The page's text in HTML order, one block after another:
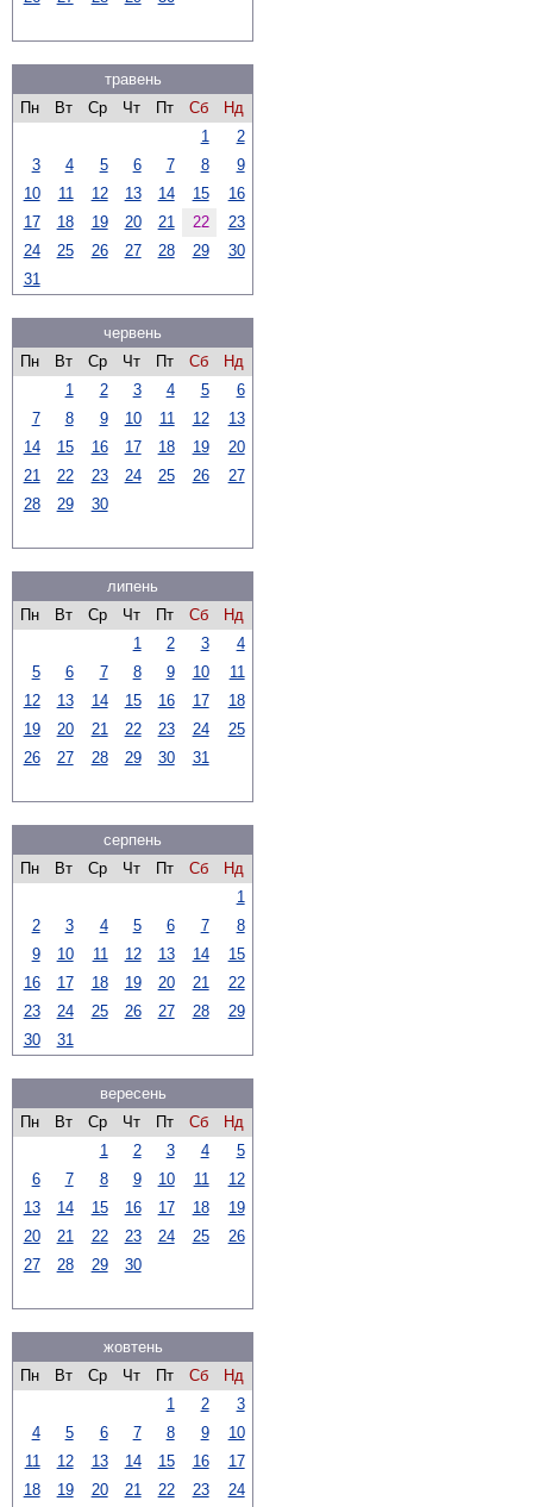
травень
Пн
Вт Ср Чт Пт Сб
Нд
1
2
3
4 5 6 7 8
9
10
11 12 13 14 15
16
17
18 19 20 21 22
23
24
25 26 27 28 29
30
31
червень
Пн
Вт Ср Чт Пт Сб
Нд
1
2 3 4 5
6
7
8 9 10 11 12
13
14
15 16 17 18 19
20
21
22 23 24 25 26
27
28
29 30
липень
Пн
Вт Ср Чт Пт Сб
Нд
1
2 3
4
5
6 7 8 9 10
11
12
13 14 15 16 17
18
19
20 21 22 23 24
25
26
27 28 29 30 31
серпень
Пн
Вт Ср Чт Пт Сб
Нд
1
2
3 4 5 6 7
8
9
10 11 12 13 14
15
16
17 18 19 20 21
22
23
24 25 26 27 28
29
30
31
вересень
Пн
Вт Ср Чт Пт Сб
Нд
1
2 3 4
5
6
7 8 9 10 11
12
13
14 15 16 17 18
19
20
21 22 23 24 25
26
27
28 29 30
жовтень
Пн
Вт Ср Чт Пт Сб
Нд
1
2
3
4
5 6 7 8 9
10
11
12 13 14 15 16
17
18
19 20 21 22 23
24